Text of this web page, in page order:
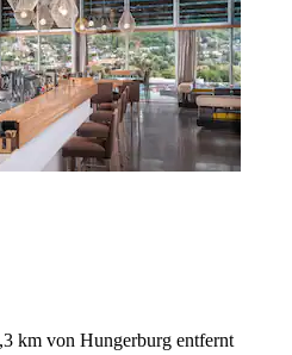
km von Hungerburg entfernt